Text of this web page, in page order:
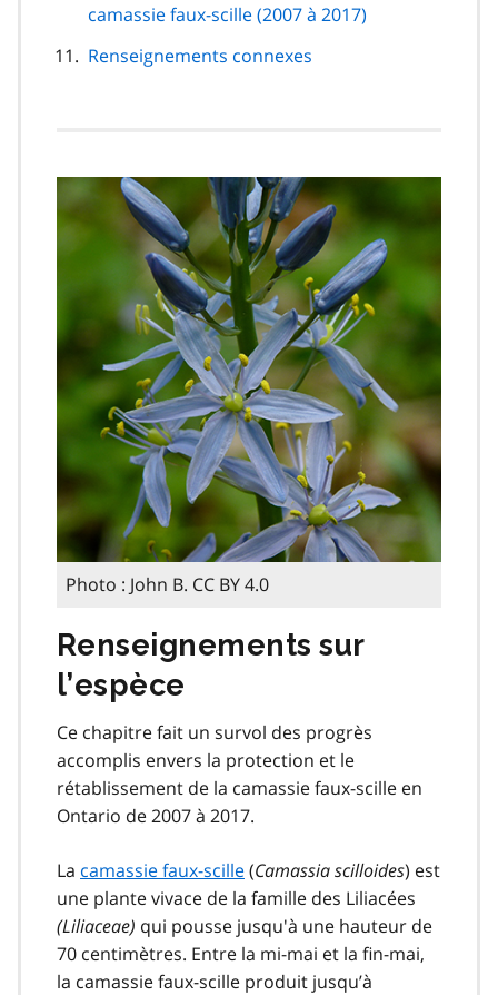
camassie faux-scille (2007 à 2017)
Renseignements connexes
Photo : John B. CC BY 4.0
Renseignements sur
l’espèce
Ce chapitre fait un survol des progrès
accomplis envers la protection et le
rétablissement de la camassie faux-scille en
Ontario de 2007 à 2017.
La camassie faux-scille(Camassia scilloides) est
une plante vivace de la famille des Liliacées
(Liliaceae) qui pousse jusqu'à une hauteur de
70 centimètres. Entre la mi-mai et la fin-mai,
la camassie faux-scille produit jusqu’à